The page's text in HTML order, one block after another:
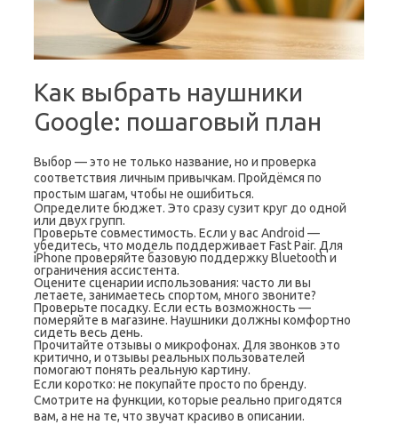
Как выбрать наушники
Google: пошаговый план
Выбор — это не только название, но и проверка
соответствия личным привычкам. Пройдёмся по
простым шагам, чтобы не ошибиться.
Определите бюджет. Это сразу сузит круг до одной
или двух групп.
Проверьте совместимость. Если у вас Android —
убедитесь, что модель поддерживает Fast Pair. Для
iPhone проверяйте базовую поддержку Bluetooth и
ограничения ассистента.
Оцените сценарии использования: часто ли вы
летаете, занимаетесь спортом, много звоните?
Проверьте посадку. Если есть возможность —
померяйте в магазине. Наушники должны комфортно
сидеть весь день.
Прочитайте отзывы о микрофонах. Для звонков это
критично, и отзывы реальных пользователей
помогают понять реальную картину.
Если коротко: не покупайте просто по бренду.
Смотрите на функции, которые реально пригодятся
вам, а не на те, что звучат красиво в описании.